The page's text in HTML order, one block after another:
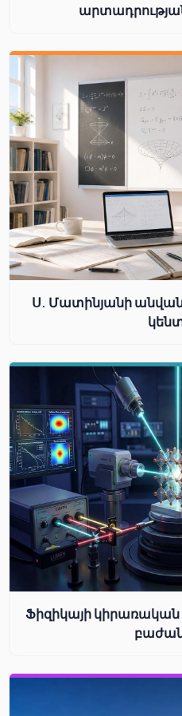
Ս. Մատինյանի
Ֆիզիկայի կիրառական